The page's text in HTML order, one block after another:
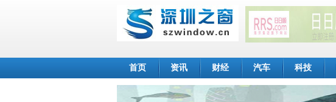
首页 资讯 财经 汽车 科技